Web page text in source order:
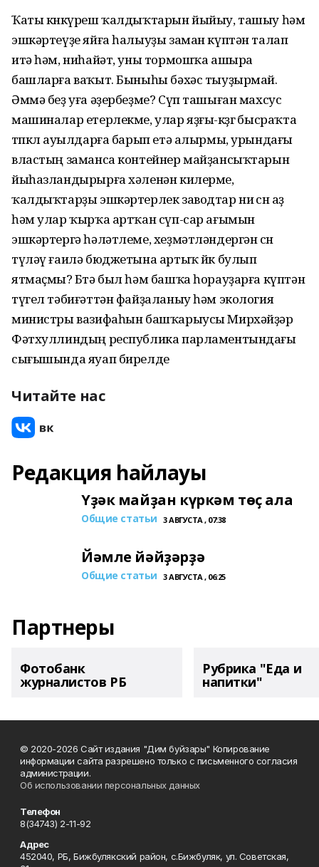
Ҡаты көнкүреш ҡалдыҡтарын йыйыу, ташыу һәм
эшкәртеүҙе яйға һалыуҙы заман күптән талап
итә һәм, ниһайәт, уны тормошҡа ашыра
башларға ваҡыт. Быныһы бәхәс тыуҙырмай.
Әммә беҙ уға әҙербеҙме? Сүп ташыған махсус
машиналар етерлекме, улар яҙғы-көҙгө бысраҡта
төпкөл ауылдарға барып етә алырмы, урындағы
властың заманса контейнер майҙансыҡтарын
йыһазландырырға хәленән килерме,
ҡалдыҡтарҙы эшкәртерлек заводтар ни өсөн аҙ
һәм улар ҡырҡа артҡан сүп-сар ағымын
эшкәртергә һәләтлеме, хеҙмәтләндергән өсөн
түләү ғаилә бюджетына артыҡ йөк булып
ятмаҫмы? Бөтә был һәм башҡа һорауҙарға күптән
түгел тәбиғәттән файҙаланыу һәм экология
министры вазифаһын башҡарыусы Мирхәйҙәр
Фәтхуллиндың республика парламентындағы
сығышында яуап бирелде
Читайте нас
Редакция һайлауы
Үҙәк майҙан күркәм төҫ ала
Общие статьи 3 АВГУСТА , 07:38
Йәмле йәйҙәрҙә
Общие статьи 3 АВГУСТА , 06:25
Партнеры
Фотобанк
журналистов РБ
Рубрика "Еда и
напитки"
© 2020-2026 Сайт издания "Дим буйзары" Копирование
информации сайта разрешено только с письменного согласия
администрации.
Об использовании персональных данных
Телефон
8(34743) 2-11-92
Адрес
452040, РБ, Бижбулякский район, с.Бижбуляк, ул. Советская,